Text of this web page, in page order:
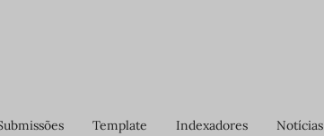
Template Indexadores Notícias